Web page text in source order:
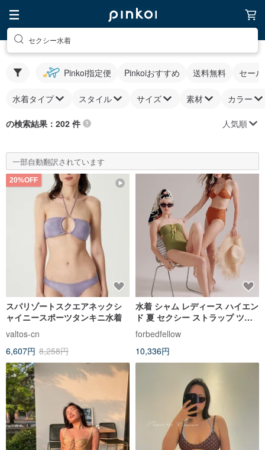
セクシー水着
Pinkoi指定便 Pinkoiおすすめ 送料無料 セー
水着タイプ スタイル サイズ 素材 カラー
の検索結果：202 件 人気順
一部自動翻訳されています
20%OFF
スパリゾートスクエアネックシ
ャイニースポーツタンキニ水着
valtos-cn
6,607円 8,258円
水着 シャム レディース ハイエン
ド 夏 セクシー ストラップ ツー
ウェア フルカバー カップ 温泉水
着
forbedfellow
10,336円